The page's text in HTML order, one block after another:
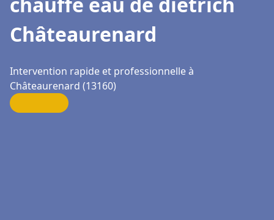
Châteaurenard
Intervention rapide et professionnelle à
Châteaurenard (13160)